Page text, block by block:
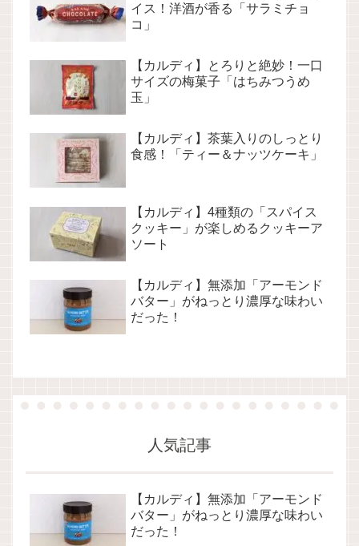
イス！洋酒が香る「サラミチョ
コ」
【カルディ】とろりと絶妙！一口
サイズの梅菓子「はちみつうめ
玉」
【カルディ】茶葉入りのしっとり
食感！「ティー＆ナッツケーキ」
【カルディ】4種類の「スパイス
クッキー」が楽しめるクッキーア
ソート
【カルディ】無添加「アーモンド
バター」がねっとり濃厚な味わい
だった！
人気記事
【カルディ】無添加「アーモンド
バター」がねっとり濃厚な味わい
だった！